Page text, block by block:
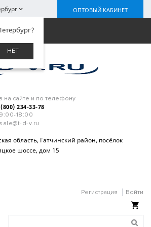
НЕТ
ОПТОВЫЙ КАБИНЕТ
на сайте и по телефону
234-33-78
9:00-18:00
sale@t-d-v.ru
область, Гатчинский район, посёлок
шоссе, дом 15
Регистрация Войти